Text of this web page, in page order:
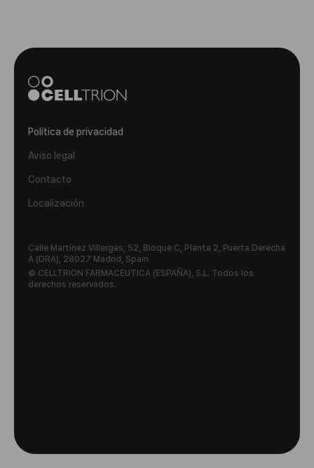
Política de privacidad
Aviso legal
Contacto
Localización
Calle Martínez Villergas, 52, Bloque C, Planta 2, Puerta Derecha
A (DRA), 28027 Madrid, Spain
© CELLTRION FARMACEUTICA (ESPAÑA), S.L. Todos los
derechos reservados.